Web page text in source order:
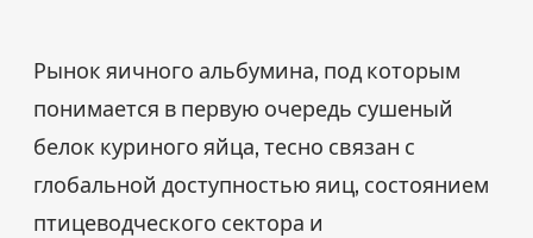
Рынок яичного альбумина, под которым
понимается в первую очередь сушеный
белок куриного яйца, тесно связан с
глобальной доступностью яиц, состоянием
птицеводческого сектора и